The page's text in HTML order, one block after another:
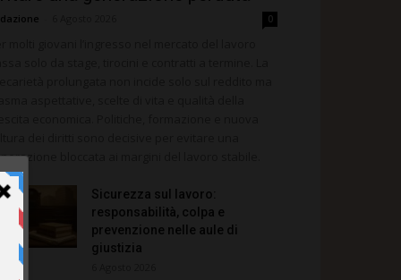
0
bloccata ai margini del lavoro stabile.
Sicurezza sul lavoro:
responsabilità, colpa e
prevenzione nelle aule di
giustizia